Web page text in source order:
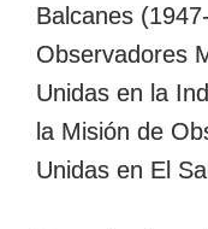
Balcanes
Observadores
Unidas en la
la Misión de
Unidas en El